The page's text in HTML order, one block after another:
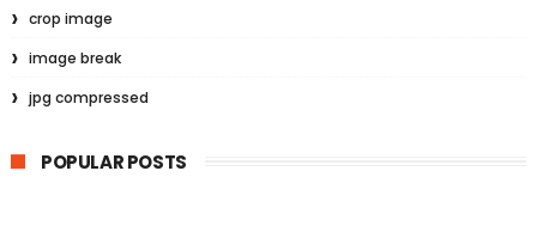
crop image
image break
jpg compressed
POPULAR POSTS